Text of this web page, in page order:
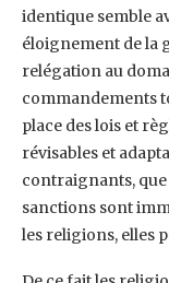
identique semble
éloignement de la
relégation au
commandements
place des lois et
révisables et
contraignants, que
sanctions sont
les religions, elles